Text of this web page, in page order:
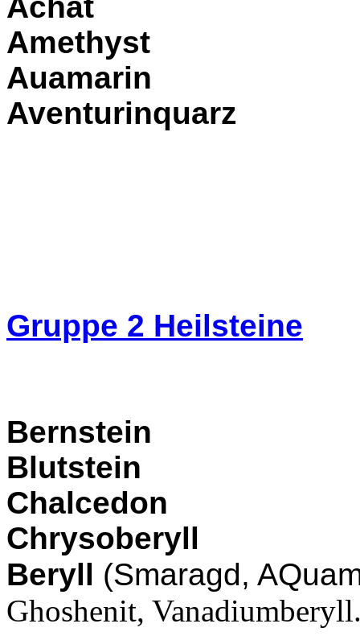
Amethyst
Auamarin
Aventurinquarz
Gruppe 2 Heilsteine
Bernstein
Blutstein
Chalcedon
Chrysoberyll
Beryll (Smaragd,
Ghoshenit,